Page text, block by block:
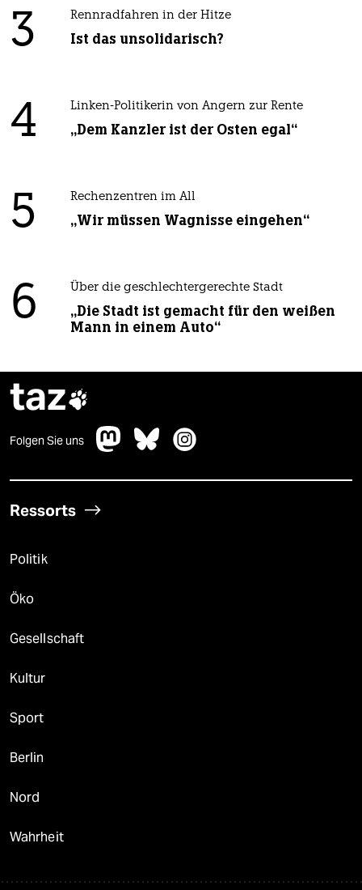
3 Rennradfahren in der Hitze
Ist das unsolidarisch?
4 Linken-Politikerin von Angern zur Rente
„Dem Kanzler ist der Osten egal“
5 Rechenzentren im All
„Wir müssen Wagnisse eingehen“
6 Über die geschlechtergerechte Stadt
„Die Stadt ist gemacht für den weißen
Mann in einem Auto“
taz
Folgen Sie uns
Ressorts
Politik
Öko
Gesellschaft
Kultur
Sport
Berlin
Nord
Wahrheit